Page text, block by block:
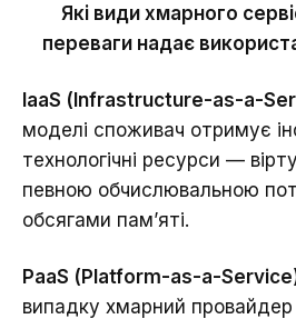
Які види хмарного
переваги надає
IaaS (Infrastructure-as-a-
моделі споживач отримує
технологічні ресурси —
певною обчислювальною
обсягами пам’яті.
PaaS (Platform-as-a-
випадку хмарний